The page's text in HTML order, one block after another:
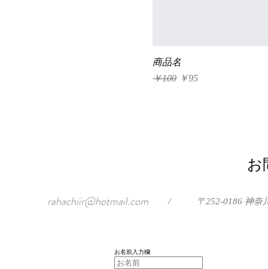
商品名
通常価格
￥100 セール価格
￥95
お
rahachiir@hotmail.com / 〒252-0186 神奈
お名前入力欄